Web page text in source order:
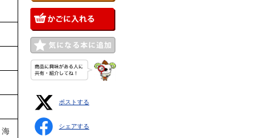
ポストする
シェアする